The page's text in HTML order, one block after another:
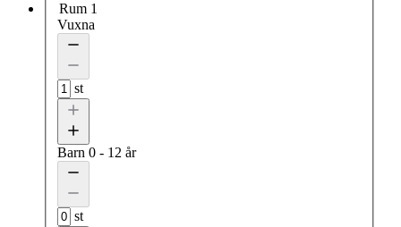
Rum 1
Vuxna
st
Barn 0 - 12 år
st